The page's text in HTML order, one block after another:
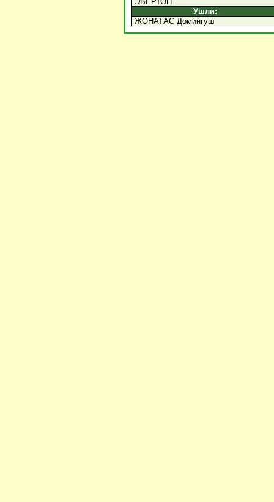
Ушли:
ЖОНАТАС Домингуш